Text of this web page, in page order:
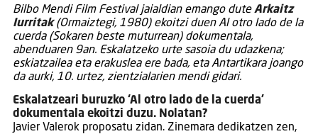
Bilbo Mendi Film Festival jaialdian emango duteArkaitz
Iurritak(Ormaiztegi, 1980) ekoitzi duen Al otro lado de la
cuerda (Sokaren beste muturrean) dokumentala,
abenduaren 9an. Eskalatzeko urte sasoia du udazkena;
eskiatzailea eta erakuslea ere bada, eta Antartikara joango
da aurki, 10. urtez, zientzialarien mendi gidari.
Eskalatzeari buruzko ‘Al otro lado de la cuerda’
dokumentala ekoitzi duzu. Nolatan?
Javier Valerok proposatu zidan. Zinemara dedikatzen zen,